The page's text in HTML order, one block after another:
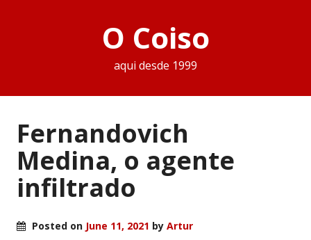
O Coiso
aqui desde 1999
Fernandovich
Medina, o agente
infiltrado
Posted on June 11, 2021 by Artur